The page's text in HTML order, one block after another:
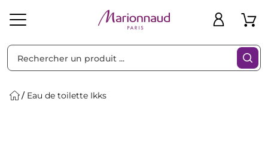
Eau de toilette Ikks
Filtres